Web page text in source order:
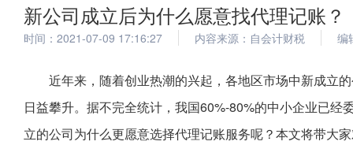
新公司成立后为什么愿意找代理记账？
时间：2021-07-09 17:16:27 内容来源：自会计财税 编
近年来，随着创业热潮的兴起，各地区市场中新成立
日益攀升。据不完全统计，我国60%-80%的中小企业已经
立的公司为什么更愿意选择代理记账服务呢？本文将带大